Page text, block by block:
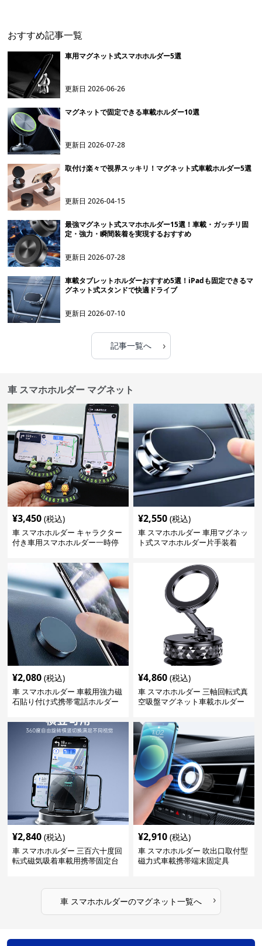
おすすめ記事一覧
車用マグネット式スマホホルダー5選
更新日2026-06-26
マグネットで固定できる車載ホルダー10選
更新日2026-07-28
取付け楽々で視界スッキリ！マグネット式車載ホルダー5選
更新日2026-04-15
最強マグネット式スマホホルダー15選！車載・ガッチリ固
定・強力・瞬間装着を実現するおすすめ
更新日2026-07-28
車載タブレットホルダーおすすめ5選！iPadも固定できるマ
グネット式スタンドで快適ドライブ
更新日2026-07-10
記事一覧へ ›
車 スマホホルダー マグネット
¥3,450 (税込)
車 スマホホルダー キャラクター
付き車用スマホホルダー一時停
¥2,550 (税込)
車 スマホホルダー 車用マグネッ
ト式スマホホルダー片手装着
¥2,080 (税込)
車 スマホホルダー 車載用強力磁
石貼り付け式携帯電話ホルダー
¥4,860 (税込)
車 スマホホルダー 三軸回転式真
空吸盤マグネット車載ホルダー
¥2,840 (税込)
車 スマホホルダー 三百六十度回
転式磁気吸着車載用携帯固定台
¥2,910 (税込)
車 スマホホルダー 吹出口取付型
磁力式車載携帯端末固定具
車 スマホホルダーのマグネット一覧へ ›